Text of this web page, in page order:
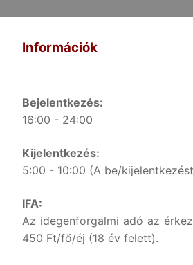
Információk
Bejelentkezés:
16:00 - 24:00
Kijelentkezés:
5:00 - 10:00 (A be/
IFA:
Az idegenforgalmi adó az
450 Ft/fő/éj (18 év felett).